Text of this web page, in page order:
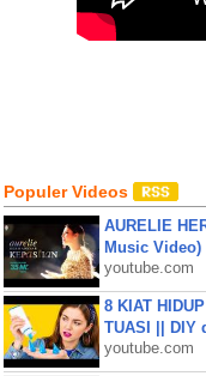
Populer Videos
AURELIE
Music Video)
youtube.com
8 KIAT
TUASI || DIY
youtube.com